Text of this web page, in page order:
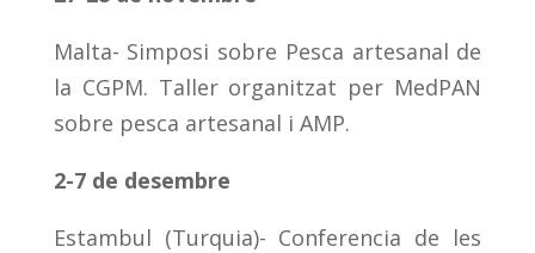
Malta- Simposi sobre Pesca artesanal de
la CGPM. Taller organitzat per MedPAN
sobre pesca artesanal i AMP.
2-7 de desembre
Estambul (Turquia)- Conferencia de les